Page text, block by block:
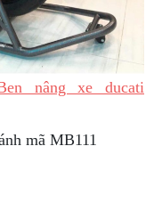
nâng xe ducati
mã MB111